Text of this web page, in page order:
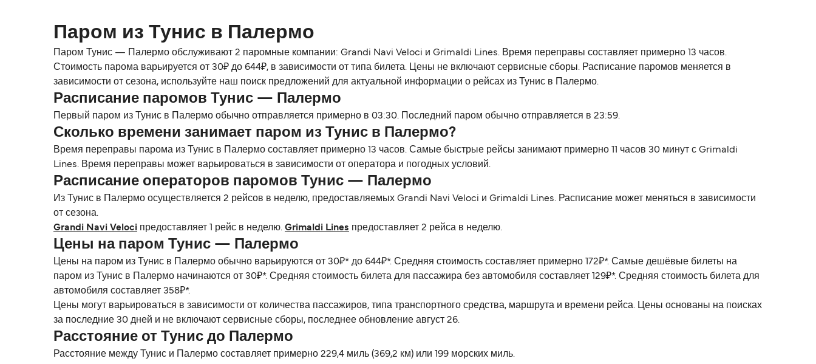
Паром из Тунис в Палермо
Паром Тунис — Палермо обслуживают 2 паромные компании: Grandi Navi Veloci и Grimaldi Lines. Время переправы составляет примерно 13 часов.
Стоимость парома варьируется от 30₽ до 644₽, в зависимости от типа билета. Цены не включают сервисные сборы. Расписание паромов меняется в
зависимости от сезона, используйте наш поиск предложений для актуальной информации о рейсах из Тунис в Палермо.
Расписание паромов Тунис — Палермо
Первый паром из Тунис в Палермо обычно отправляется примерно в 03:30. Последний паром обычно отправляется в 23:59.
Сколько времени занимает паром из Тунис в Палермо?
Время переправы парома из Тунис в Палермо составляет примерно 13 часов. Самые быстрые рейсы занимают примерно 11 часов 30 минут с Grimaldi
Lines. Время переправы может варьироваться в зависимости от оператора и погодных условий.
Расписание операторов паромов Тунис — Палермо
Из Тунис в Палермо осуществляется 2 рейсов в неделю, предоставляемых Grandi Navi Veloci и Grimaldi Lines. Расписание может меняться в зависимости
от сезона.
Grandi Navi Veloci предоставляет 1 рейс в неделю. Grimaldi Lines предоставляет 2 рейса в неделю.
Цены на паром Тунис — Палермо
Цены на паром из Тунис в Палермо обычно варьируются от 30₽* до 644₽*. Средняя стоимость составляет примерно 172₽*. Самые дешёвые билеты на
паром из Тунис в Палермо начинаются от 30₽*. Средняя стоимость билета для пассажира без автомобиля составляет 129₽*. Средняя стоимость билета для
автомобиля составляет 358₽*.
Цены могут варьироваться в зависимости от количества пассажиров, типа транспортного средства, маршрута и времени рейса. Цены основаны на поисках
за последние 30 дней и не включают сервисные сборы, последнее обновление август 26.
Расстояние от Тунис до Палермо
Расстояние между Тунис и Палермо составляет примерно 229,4 миль (369,2 км) или 199 морских миль.